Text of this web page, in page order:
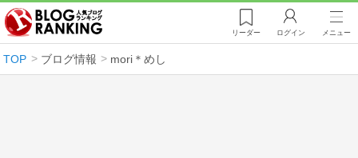
リーダー ログイン メニュー
TOP ブログ情報 mori＊めし